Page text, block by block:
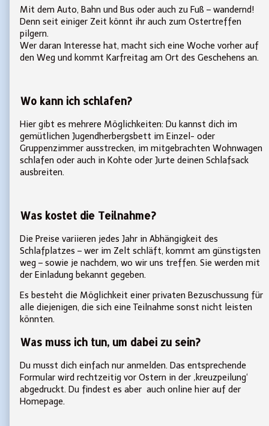
Mit dem Auto, Bahn und Bus oder auch zu Fuß – wandernd!
Denn seit einiger Zeit könnt ihr auch zum Ostertreffen
pilgern.
Wer daran Interesse hat, macht sich eine Woche vorher auf
den Weg und kommt Karfreitag am Ort des Geschehens an.
Wo kann ich schlafen?
Hier gibt es mehrere Möglichkeiten: Du kannst dich im
gemütlichen Jugendherbergsbett im Einzel- oder
Gruppenzimmer ausstrecken, im mitgebrachten Wohnwagen
schlafen oder auch in Kohte oder Jurte deinen Schlafsack
ausbreiten.
Was kostet die Teilnahme?
Die Preise variieren jedes Jahr in Abhängigkeit des
Schlafplatzes – wer im Zelt schläft, kommt am günstigsten
weg – sowie je nachdem, wo wir uns treffen. Sie werden mit
der Einladung bekannt gegeben.
Es besteht die Möglichkeit einer privaten Bezuschussung für
alle diejenigen, die sich eine Teilnahme sonst nicht leisten
könnten.
Was muss ich tun, um dabei zu sein?
Du musst dich einfach nur anmelden. Das entsprechende
Formular wird rechtzeitig vor Ostern in der ‚kreuzpeilung‘
abgedruckt. Du findest es aber auch online hier auf der
Homepage.